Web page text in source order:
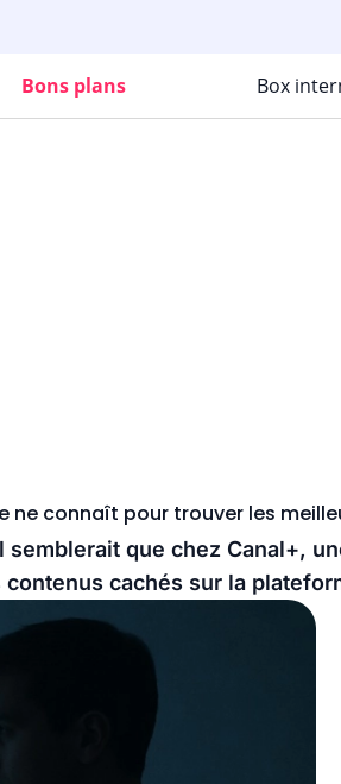
Bons plans Box
ne connaît pour trouver les
que chez Canal+,
cachés sur la